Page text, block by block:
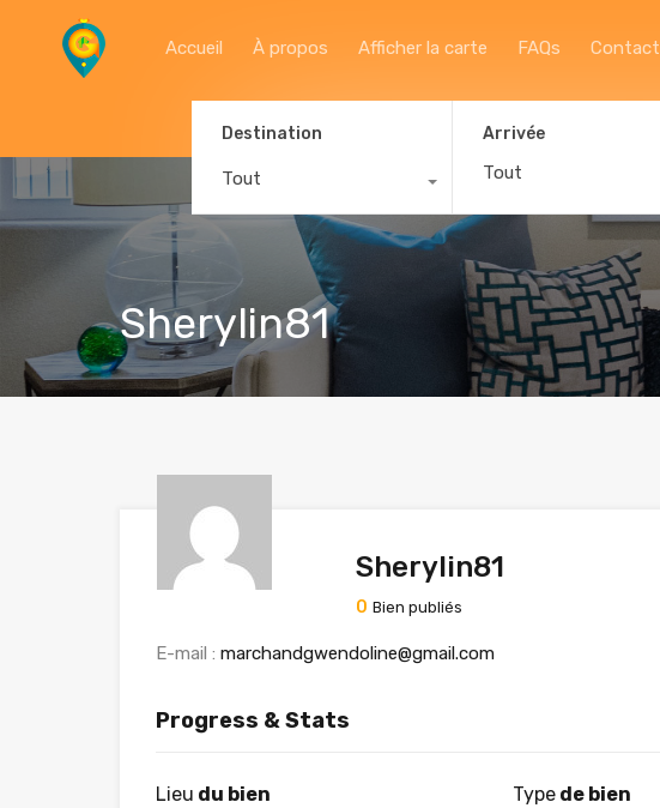
Accueil À propos Afficher la carte FAQs Contact
Destination
Tout
Arrivée
Sherylin81
Sherylin81
0 Bien publiés
E-mail : marchandgwendoline@gmail.com
Progress & Stats
Lieu du bien Type de bien